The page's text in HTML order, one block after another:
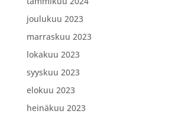
joulukuu 2023
marraskuu 2023
lokakuu 2023
syyskuu 2023
elokuu 2023
heinäkuu 2023